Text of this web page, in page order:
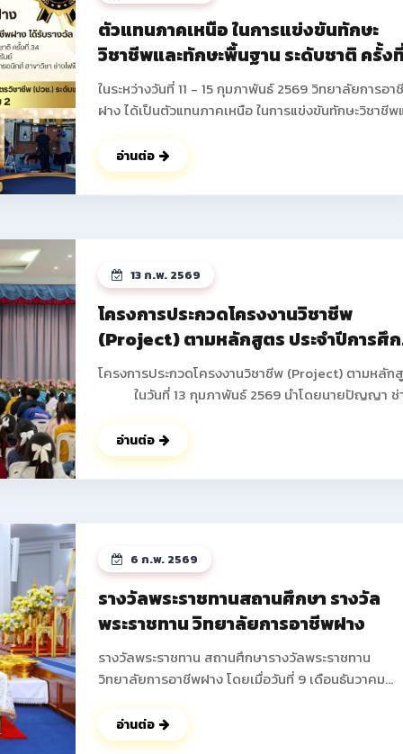
ผู้ปกครองเป็นที่ระลึก ดูรูปกิจกรรมเพิ่ม
เติม >> https://drive.google.com/drive/folders/
usp=drive_link ดูรูปกิจกรรมเพิ่มเติม
>> https://photos.app.goo.gl/
ตัวแทนภาคเหนือ ในการแข่งขันทักษะ
วิชาชีพและทักษะพื้นฐาน ระดับชาติ ครั้ง
34 ประจำปีการศึกษา 2568
ในระหว่างวันที่ 11 - 15 กุมภาพันธ์ 2569 วิทยาลัยการอา
ฝาง ได้เป็นตัวแทนภาคเหนือ ในการแข่งขันทักษะวิชาชีพ
ณ จังหวัดบุรีรัมย์ โดยได้รับรางวัลกลับมาสู่รั้ววิทยาลัย
อาชีพฝาง ดังนี้ 1.ทักษะการติดตั้งไฟฟ้าและควบคุมไฟฟ้า
ระดับประกาศนียบัตรวิชาชีพ (ปวช.) ระดับชาติ ได้รับรางวัล
นายอดิศร ฐิติธรรมรัตน์ 2.ทักษะงานฝึกฝีมือเชิงสร้างสรรค์
ระดับประกาศนียบัตรวิชาชีพ (ปวช.) ระดับชาติ ได้รับรางวัล
รองชนะเลิศ อันดับ 3 มาตรฐานระดับเหรียญทองแดง นาย
ปอนด์ ปากน้อย นักเรียน ชั้น ปวช.1 สาขาวิชาช่างยนต์ ครูผู้
ควบคุม นายสงกรานต์ คำดา ดูรูปภาพเพิมเติม
>> https://www.facebook.com/share/p/
อ่านต่อ
13 ก.พ. 2569
โครงการประกวดโครงงานวิชาชีพ
(Project) ตามหลักสูตร ประจำปีการศึ
2568
โครงการประกวดโครงงานวิชาชีพ (Project) ตามหลัก
ในวันที่ 13 กุมภาพันธ์ 2569 นำโดยนายปัญญา ช่
บริหาร คณะครูทุกท่านได้ดำเนินการจัดกิจกรรมโครงกา
ประกวดโครงงานวิชาชีพ (Project) ตามหลักสูตร ภาค
เรียนที่ 2 ประจำปีการศึกษา 2568 เพื่อให้นักเรียน นักศึ
ถึงการสร้างรายได้ระหว่างเรียน เตรียมความพร้อมสู่อ
จริง ส่งเสริมให้นักเรียน นักศึกษาสามารถสร้างผลิตภั
หรือบริการที่จำหน่ายได้จริง ช่วยลดภาระครอบครัว พั
ทักษะการนำเสนอและฝึกการนำเสนอผลงานสู่สาธารณ
ดูรูปภาพเพิ่มเติม ->>
: https://www.facebook.com/photo?
อ่านต่อ
6 ก.พ. 2569
รางวัลพระราชทานสถานศึกษา รางวัล
พระราชทาน วิทยาลัยการอาชีพฝาง
รางวัลพระราชทาน สถานศึกษารางวัลพระราชทาน
วิทยาลัยการอาชีพฝาง โดยเมื่อวันที่ 9 เดือนธันวาคม
การวิทยาลัยการอาชีพฝาง ผู้แทนสถานศึกษา เข้ารับ
พระราชทานรางวัล จากพลเอก ดาว์พงษ์ รัตนสุวรรณ
อ่านต่อ